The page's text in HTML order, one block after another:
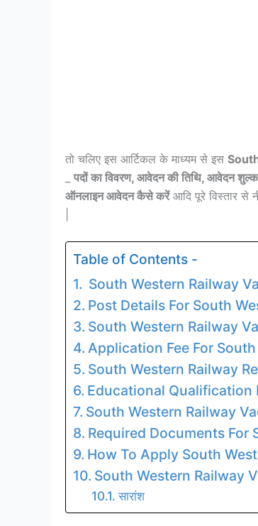
तो चलिए इस आर्टिकल के माध्यम से इस
पदों का विवरण, आवेदन की तिथि, आवेदन
ऑनलाइन आवेदन कैसे करेंआदि पूरे विस्तार से
Table of Contents -
South Western Railway
Post Details For South
South Western Railway
Application Fee For
South Western Railway
Educational Qualification
South Western Railway
Required Documents For
How To Apply South
South Western Railway
सारांश